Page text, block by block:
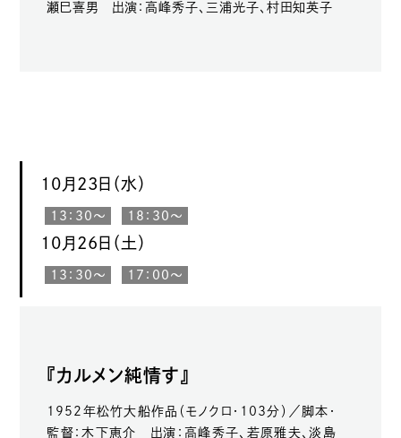
瀬巳喜男 出演：高峰秀子、三浦光子、村田知英子
10月23日（水）
13：30〜 18：30〜
10月26日（土）
13：30〜 17：00〜
『カルメン純情す』
1952年松竹大船作品（モノクロ・103分）／脚本・
監督：木下恵介 出演：高峰秀子、若原雅夫、淡島